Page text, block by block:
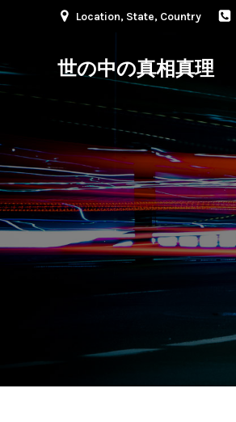
Location, State, Country
世の中の真相真理